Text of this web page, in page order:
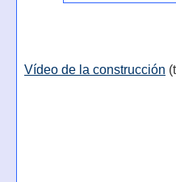
Vídeo de la construcción